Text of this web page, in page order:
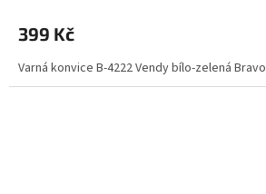
399 Kč
Varná konvice B-4222 Vendy bílo-zelená Bravo